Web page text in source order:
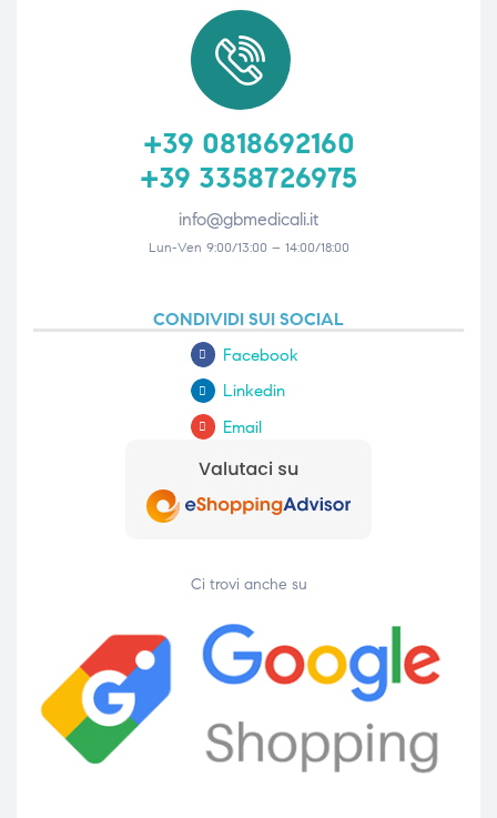
+39 0818692160
+39 3358726975
info@gbmedicali.it
Lun-Ven 9:00/13:00 – 14:00/18:00
CONDIVIDI SUI SOCIAL
Facebook
Linkedin
Email
Ci trovi anche su